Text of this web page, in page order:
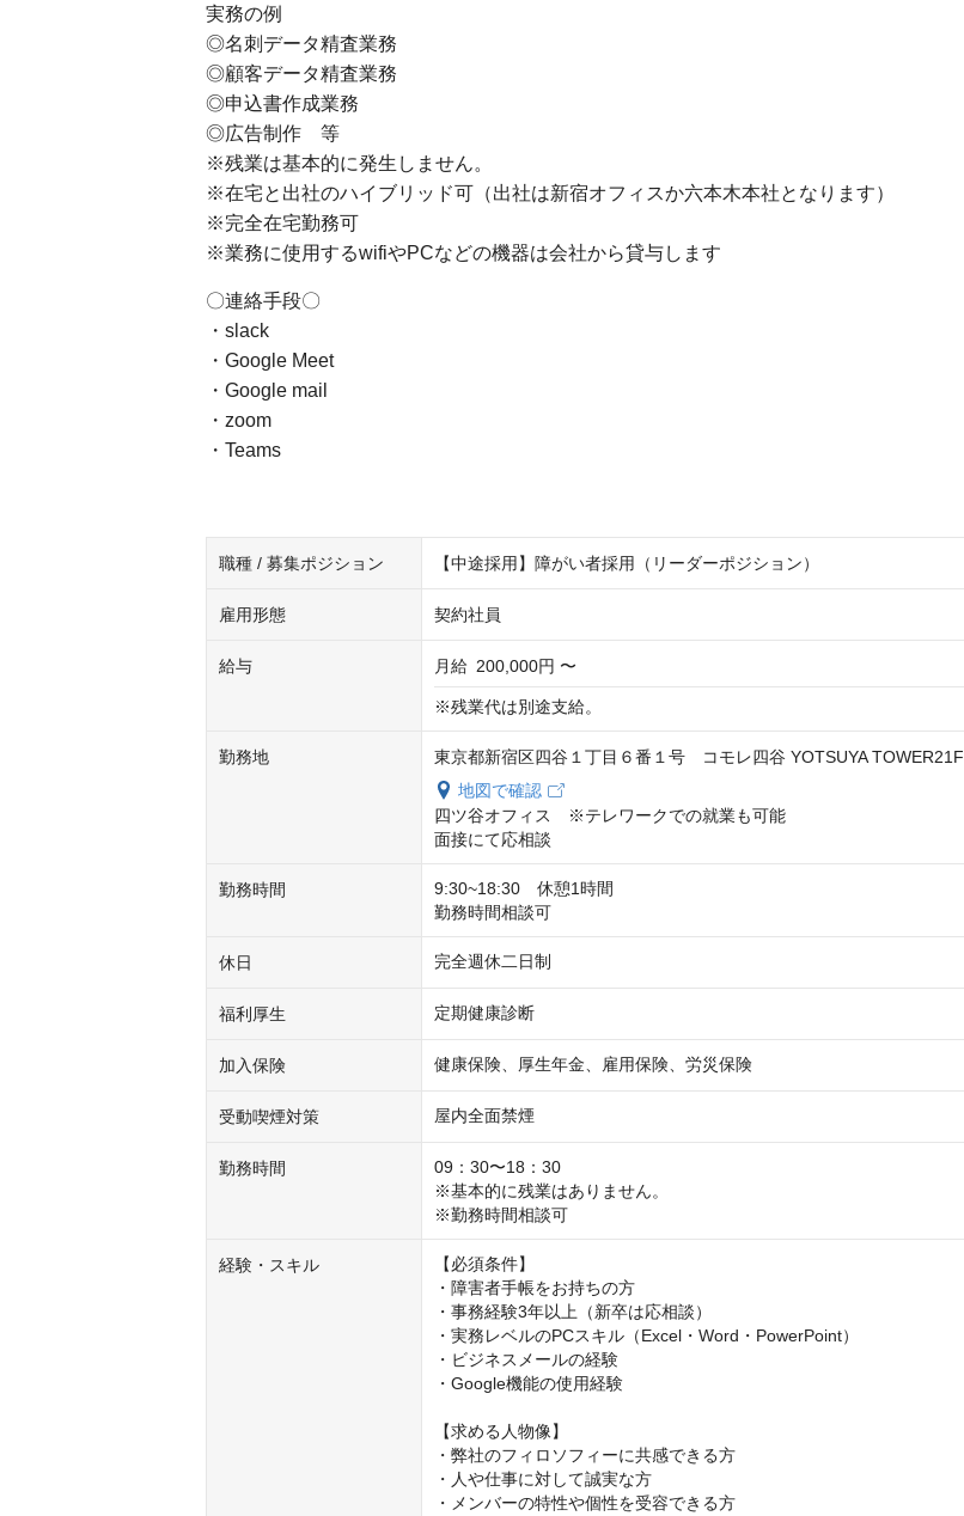
実務の例
◎名刺データ精査業務
◎顧客データ精査業務
◎申込書作成業務
◎広告制作 等
※残業は基本的に発生しません。
※在宅と出社のハイブリッド可（出社は新宿オフィスか六本木本社となります）
※完全在宅勤務可
※業務に使用するwifiやPCなどの機器は会社から貸与します
〇連絡手段〇
・slack
・Google Meet
・Google mail
・zoom
・Teams
職種 / 募集ポジション 【中途採用】障がい者採用（リーダーポジション）
雇用形態 契約社員
給与 月給 200,000円 〜
※残業代は別途支給。
勤務地
東京都新宿区四谷１丁目６番１号 コモレ四谷 YOTSUYA TOWER21F
地図で確認
四ツ谷オフィス　※テレワークでの就業も可能
面接にて応相談
勤務時間
9:30~18:30　休憩1時間
勤務時間相談可
休日 完全週休二日制
福利厚生 定期健康診断
加入保険 健康保険、厚生年金、雇用保険、労災保険
受動喫煙対策 屋内全面禁煙
勤務時間
09：30〜18：30
※基本的に残業はありません。
※勤務時間相談可
経験・スキル
【必須条件】
・障害者手帳をお持ちの方
・事務経験3年以上（新卒は応相談）
・実務レベルのPCスキル（Excel・Word・PowerPoint）
・ビジネスメールの経験
・Google機能の使用経験
【求める人物像】
・弊社のフィロソフィーに共感できる方
・人や仕事に対して誠実な方
・メンバーの特性や個性を受容できる方